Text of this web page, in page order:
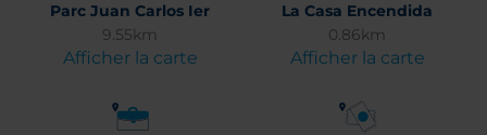
Parc Juan Carlos Ier
9.55km
Afficher la carte
La Casa Encendida
0.86km
Afficher la carte